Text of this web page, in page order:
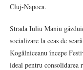
Cluj-Napoca.
Strada Iuliu Maniu
socializare la ceas de
Kogălniceanu începe
ideal pentru